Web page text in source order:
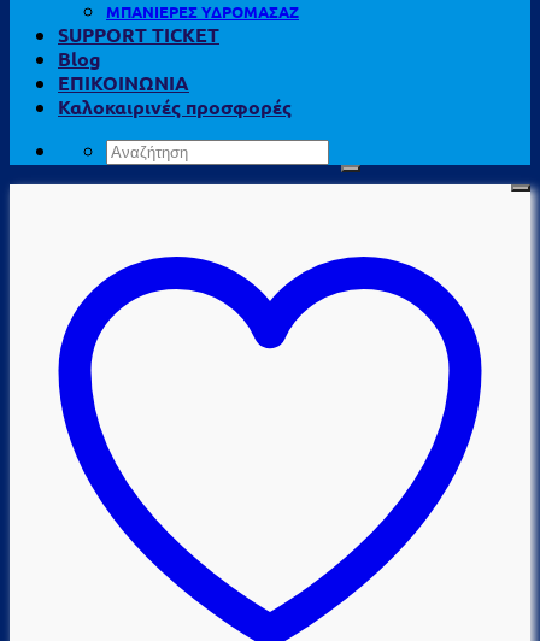
ΜΠΑΝΙΕΡΕΣ ΥΔΡΟΜΑΣΑΖ
SUPPORT TICKET
Blog
ΕΠΙΚΟΙΝΩΝΙΑ
Καλοκαιρινές προσφορές
Αναζήτηση
για: